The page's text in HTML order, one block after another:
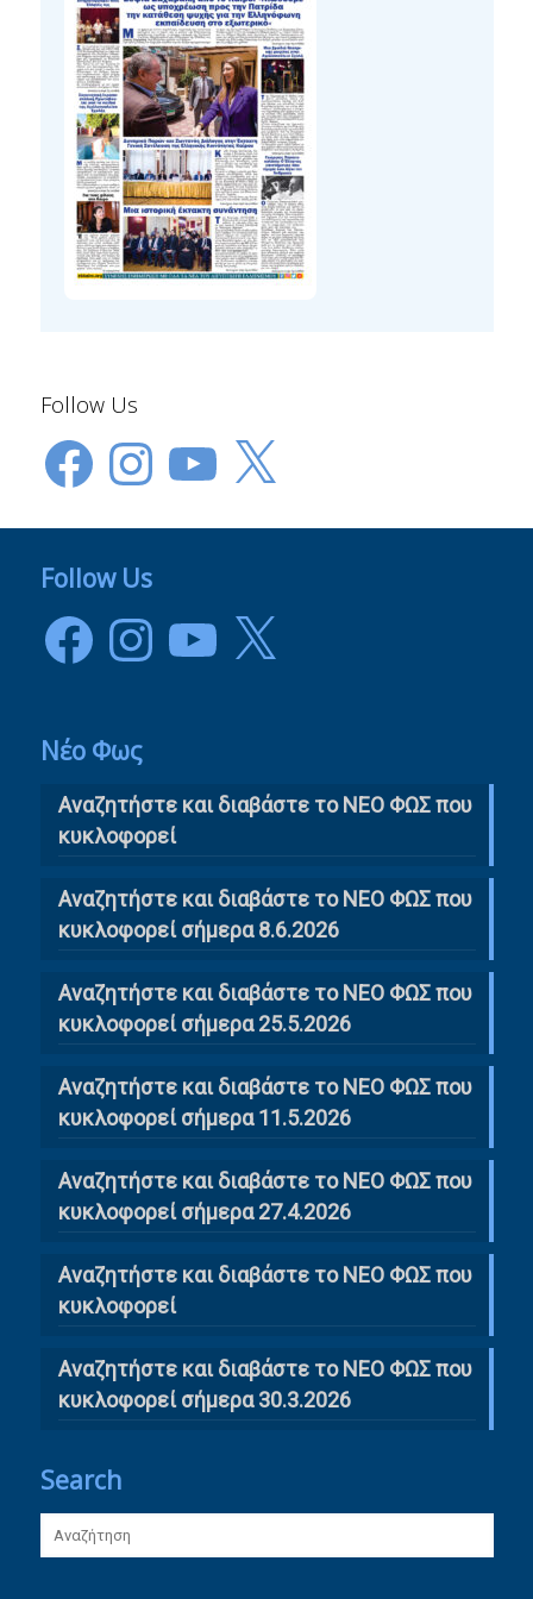
Follow Us
FacebookInstagramYouTube
X
Follow Us
FacebookInstagramYouTube
X
Νέο Φως
Αναζητήστε και διαβάστε το NΕΟ ΦΩΣ που
κυκλοφορεί
Αναζητήστε και διαβάστε το ΝΕΟ ΦΩΣ που
κυκλοφορεί σήμερα 8.6.2026
Αναζητήστε και διαβάστε το ΝΕΟ ΦΩΣ που
κυκλοφορεί σήμερα 25.5.2026
Αναζητήστε και διαβάστε το ΝΕΟ ΦΩΣ που
κυκλοφορεί σήμερα 11.5.2026
Αναζητήστε και διαβάστε το ΝΕΟ ΦΩΣ που
κυκλοφορεί σήμερα 27.4.2026
Αναζητήστε και διαβάστε το ΝΕΟ ΦΩΣ που
κυκλοφορεί
Αναζητήστε και διαβάστε το ΝΕΟ ΦΩΣ που
κυκλοφορεί σήμερα 30.3.2026
Search